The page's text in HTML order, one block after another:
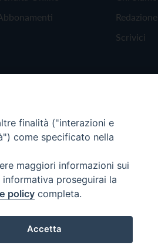
Redazione
Scrivici
finalità ("interazioni e
come specificato nella
maggiori informazioni sui
proseguirai la
policy completa.
Accetta